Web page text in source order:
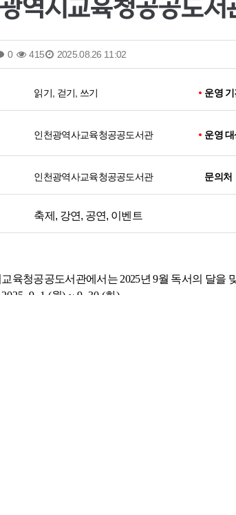
0 415 2025.08.26 11:02
읽기, 걷기, 쓰기 운영
인천광역사교육청공공도서관 운영
인천광역사교육청공공도서관 문의처
축제, 강연, 공연, 이벤트
육청공공도서관에서는 2025년9월 독서의 달을
9. 1.(월) ~ 9. 30.(화)